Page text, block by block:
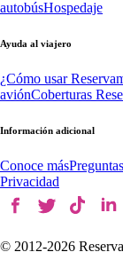
autobúsHospedaje
Ayuda al viajero
¿Cómo usar
aviónCoberturas
Información adicional
Conoce más
Privacidad
© 2012-2026